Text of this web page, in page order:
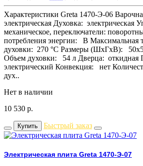
Характеристики Greta 1470-Э-06
электрическая Духовка: электрическая
механическое, переключатели:
потребления энергии: B Максимальная
духовки: 270 °С Размеры (ШхГхВ):
Объем духовки: 54 л Дверца: откидная
электрический Конвекция: нет
дух..
Нет в наличии
10 530 р.
Купить Быстрый заказ
Электрическая плита Greta 1470-Э-07